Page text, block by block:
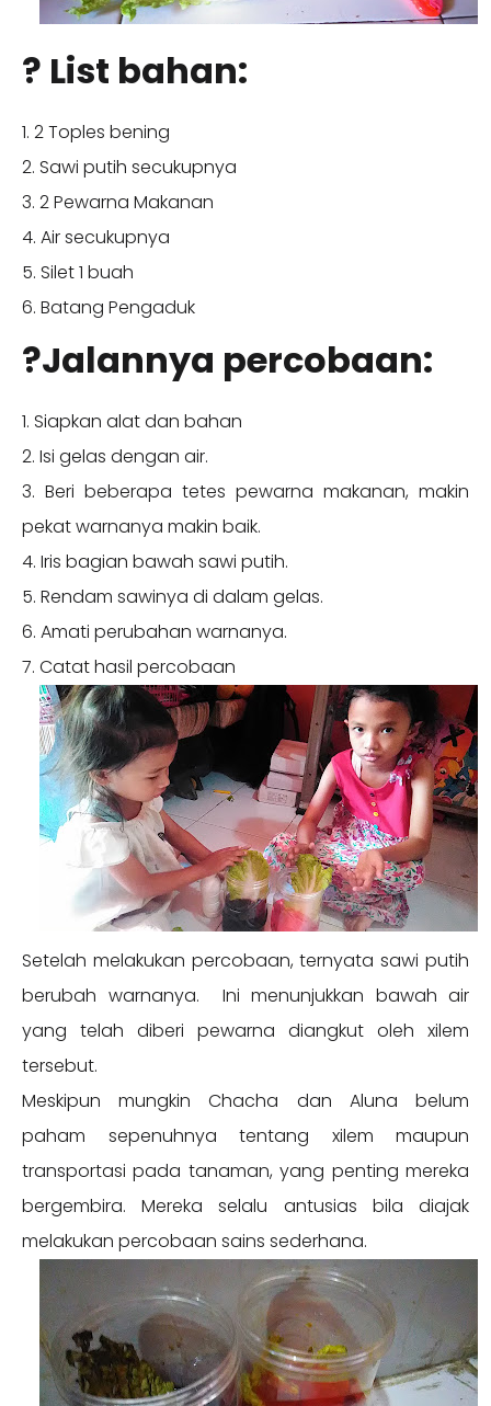
? List bahan:
1. 2 Toples bening
2. Sawi putih secukupnya
3. 2 Pewarna Makanan
4. Air secukupnya
5. Silet 1 buah
6. Batang Pengaduk
?Jalannya percobaan:
1. Siapkan alat dan bahan
2. Isi gelas dengan air.
3. Beri beberapa tetes pewarna makanan, makin
pekat warnanya makin baik.
4. Iris bagian bawah sawi putih.
5. Rendam sawinya di dalam gelas.
6. Amati perubahan warnanya.
7. Catat hasil percobaan
Setelah melakukan percobaan, ternyata sawi putih
berubah warnanya. Ini menunjukkan bawah air
yang telah diberi pewarna diangkut oleh xilem
tersebut.
Meskipun mungkin Chacha dan Aluna belum
paham sepenuhnya tentang xilem maupun
transportasi pada tanaman, yang penting mereka
bergembira. Mereka selalu antusias bila diajak
melakukan percobaan sains sederhana.